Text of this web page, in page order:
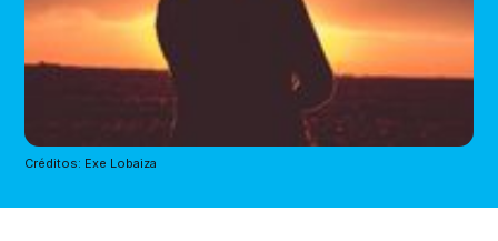
Créditos: Exe Lobaiza